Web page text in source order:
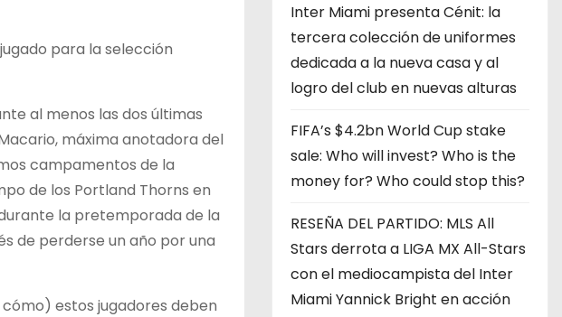
para la selección
al menos las dos últimas
máxima anotadora del
campamentos de la
de los Portland Thorns en
la pretemporada de la
de perderse un año por una
estos jugadores deben
Inter Miami presenta Cénit: la
tercera colección de uniformes
dedicada a la nueva casa y al
logro del club en nuevas alturas
FIFA’s $4.2bn World Cup stake
sale: Who will invest? Who is the
money for? Who could stop this?
RESEÑA DEL PARTIDO: MLS All
Stars derrota a LIGA MX All-Stars
con el mediocampista del Inter
Miami Yannick Bright en acción